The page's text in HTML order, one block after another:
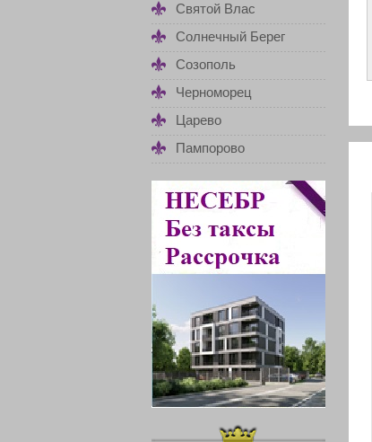
Святой Влас
Солнечный Берег
Созополь
Черноморец
Царево
Пампорово